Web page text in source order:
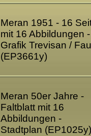
Meran 1951 - 16
mit 16 Abbildungen -
Grafik Trevisan /
(EP3661y)
Meran 50er Jahre -
Faltblatt mit 16
Abbildungen -
Stadtplan (EP1025y)